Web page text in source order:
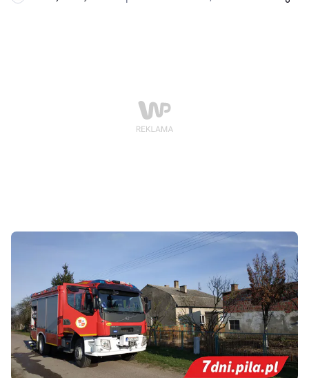
się w Kosztowie oraz Jastrowiu.